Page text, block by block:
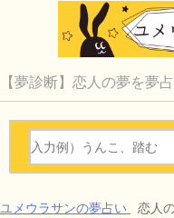
【夢診断】恋人の夢を夢
ユメウラサンの夢占い 恋人